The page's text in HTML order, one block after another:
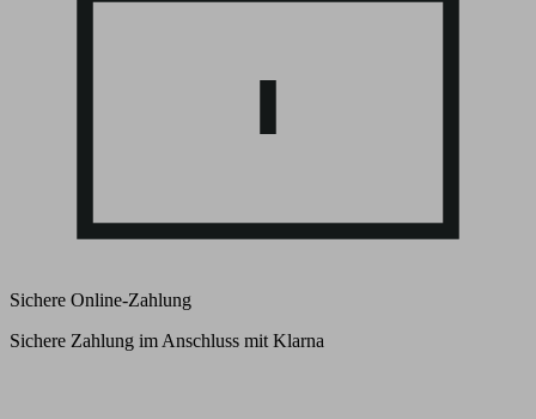
Sichere Online-Zahlung
Sichere Zahlung im Anschluss mit Klarna